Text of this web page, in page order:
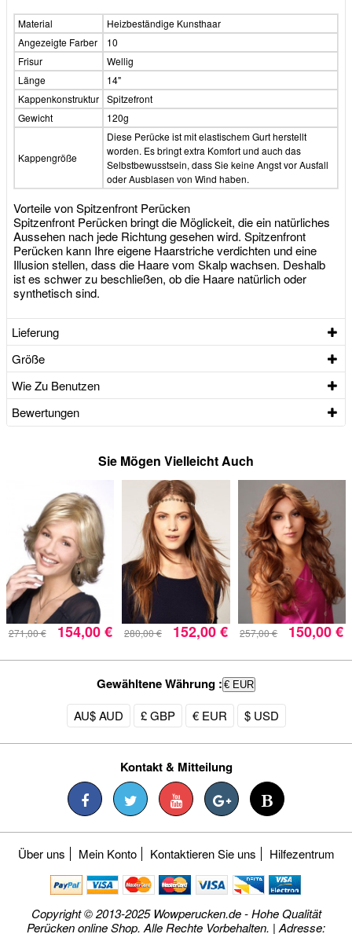
Material
Heizbeständige Kunsthaar
Angezeigte Farber
10
Frisur
Wellig
Länge
14"
Kappenkonstruktur Spitzefront
Gewicht
120g
Kappengröße
Diese Perücke ist mit elastischem Gurt herstellt
worden. Es bringt extra Komfort und auch das
Selbstbewusstsein, dass Sie keine Angst vor Ausfall
oder Ausblasen von Wind haben.
Vorteile von Spitzenfront Perücken
Spitzenfront Perücken bringt die Möglickeit, die ein natürliches
Aussehen nach jede Richtung gesehen wird. Spitzenfront
Perücken kann Ihre eigene Haarstriche verdichten und eine
Illusion stellen, dass die Haare vom Skalp wachsen. Deshalb
ist es schwer zu beschließen, ob die Haare natürlich oder
synthetisch sind.
Lieferung
Größe
Wie Zu Benutzen
Bewertungen
Sie Mögen Vielleicht Auch
271,00 € 154,00 € 280,00 € 152,00 € 257,00 € 150,00 €
Gewähltene Währung : € EUR
AU$ AUD £ GBP € EUR $ USD
Kontakt & Mitteilung
Über uns Mein Konto Kontaktieren Sie uns Hilfezentrum
Copyright © 2013-2025 Wowperucken.de - Hohe Qualität
Perücken online Shop. Alle Rechte Vorbehalten. | Adresse: